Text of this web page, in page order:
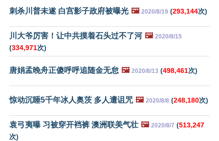
刺杀川普未遂 白宫影子政府被曝光 🖼️ 2020/8/19 (293,144次)
川大爷厉害！让中共摸着石头过不了河 🖼️ 2020/8/15
(334,971次)
唐娟孟晚舟正傻呼呼追随金无怠 🖼️ 2020/8/13 (498,461次)
惊动沉睡5千年冰人奥茨 多人遭诅咒 🖼️ 2020/8/8 (248,180次)
袁弓夷曝 习被穿开裆裤 澳洲联美气壮 🖼️ 2020/8/7 (513,247
次)